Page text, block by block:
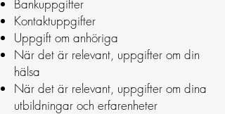
Bankuppgifter
Kontaktuppgifter
Uppgift om anhöriga
När det är relevant, uppgifter om din
hälsa
När det är relevant, uppgifter om dina
utbildningar och erfarenheter